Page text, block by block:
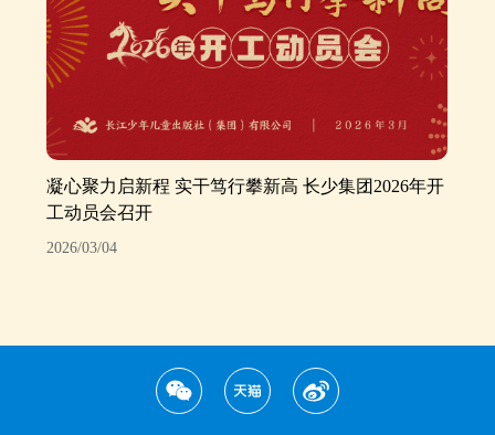
凝心聚力启新程 实干笃行攀新高 长少集团2026年开
工动员会召开
2026/03/04